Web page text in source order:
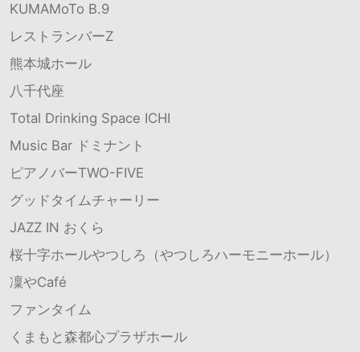
KUMAMoTo B.9
レストランバーZ
熊本城ホール
八千代座
Total Drinking Space ICHI
Music Bar ドミナント
ピアノバーTWO-FIVE
グッドタイムチャーリー
JAZZ IN おくら
桜十字ホールやつしろ（やつしろハーモニーホール）
凜やCafé
ファンタイム
くまもと森都心プラザホール